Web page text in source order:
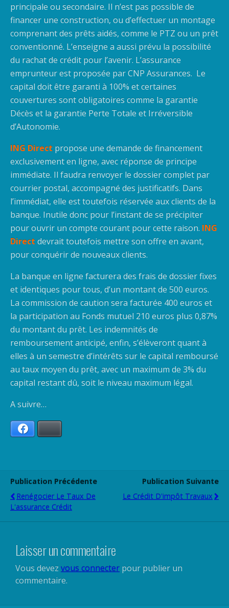
principale ou secondaire. Il n’est pas possible de
financer une construction, ou d’effectuer un montage
comprenant des prêts aidés, comme le PTZ ou un prêt
conventionné. L’enseigne a aussi prévu la possibilité
du rachat de crédit pour l’avenir. L’assurance
emprunteur est proposée par CNP Assurances. Le
capital doit être garanti à 100% et certaines
couvertures sont obligatoires comme la garantie
Décès et la garantie Perte Totale et Irréversible
d’Autonomie.
ING Direct propose une demande de financement
exclusivement en ligne, avec réponse de principe
immédiate. Il faudra renvoyer le dossier complet par
courrier postal, accompagné des justificatifs. Dans
l’immédiat, elle est toutefois réservée aux clients de la
banque. Inutile donc pour l’instant de se précipiter
pour ouvrir un compte courant pour cette raison. ING
Direct devrait toutefois mettre son offre en avant,
pour conquérir de nouveaux clients.
La banque en ligne facturera des frais de dossier fixes
et identiques pour tous, d’un montant de 500 euros.
La commission de caution sera facturée 400 euros et
la participation au Fonds mutuel 210 euros plus 0,87%
du montant du prêt. Les indemnités de
remboursement anticipé, enfin, s’élèveront quant à
elles à un semestre d’intérêts sur le capital remboursé
au taux moyen du prêt, avec un maximum de 3% du
capital restant dû, soit le niveau maximum légal.
A suivre…
Publication Précédente
Renégocier Le Taux De
L'assurance Crédit
Publication Suivante
Le Crédit D'impôt Travaux
Laisser un commentaire
Vous devez vous connecter pour publier un
commentaire.